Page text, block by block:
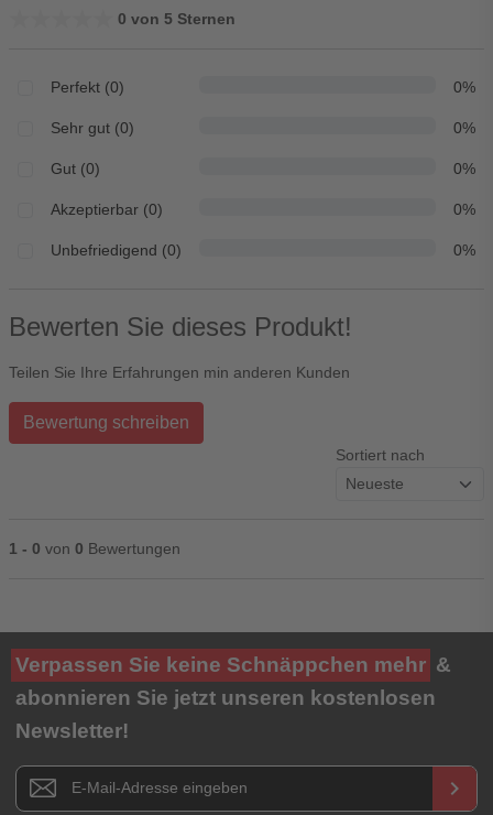
0 von 5 Sternen
Perfekt (0) 0%
Sehr gut (0) 0%
Gut (0) 0%
Akzeptierbar (0) 0%
Unbefriedigend (0) 0%
Bewerten Sie dieses Produkt!
Teilen Sie Ihre Erfahrungen min anderen Kunden
Bewertung schreiben
Sortiert nach
1 - 0 von 0 Bewertungen
Ihre Bewertung**
★★★★★
Titel**
E-Mail-Adresse
Verpassen Sie keine Schnäppchen mehr &
abonnieren Sie jetzt unseren kostenlosen
Newsletter!
Newsletter E-Mail Adresse keyboard_arrow_right